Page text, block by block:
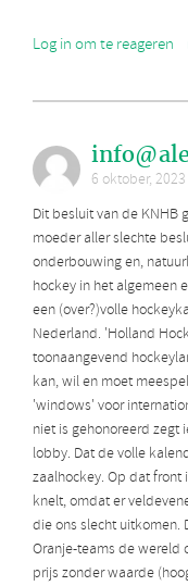
Log in om te reageren
6 oktober,
Dit besluit van de KNHB
moeder aller slechte
onderbouwing en,
hockey in het algemeen
een (over?)volle
Nederland. 'Holland
toonaangevend
kan, wil en moet
'windows' voor
niet is gehonoreerd zegt
lobby. Dat de volle
zaalhockey. Op dat front
knelt, omdat er
die ons slecht uitkomen.
Oranje-teams de wereld
prijs zonder waarde